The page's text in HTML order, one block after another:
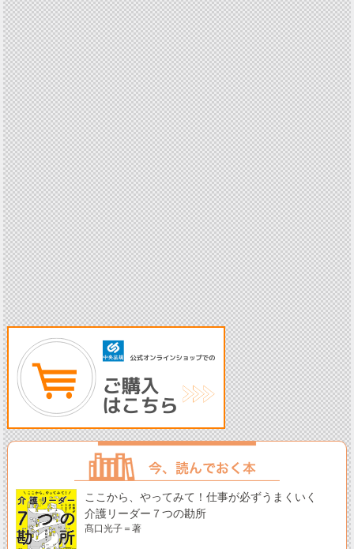
ここから、やってみて！仕事が必ずうまくいく
介護リーダー７つの勘所
髙口光子＝著